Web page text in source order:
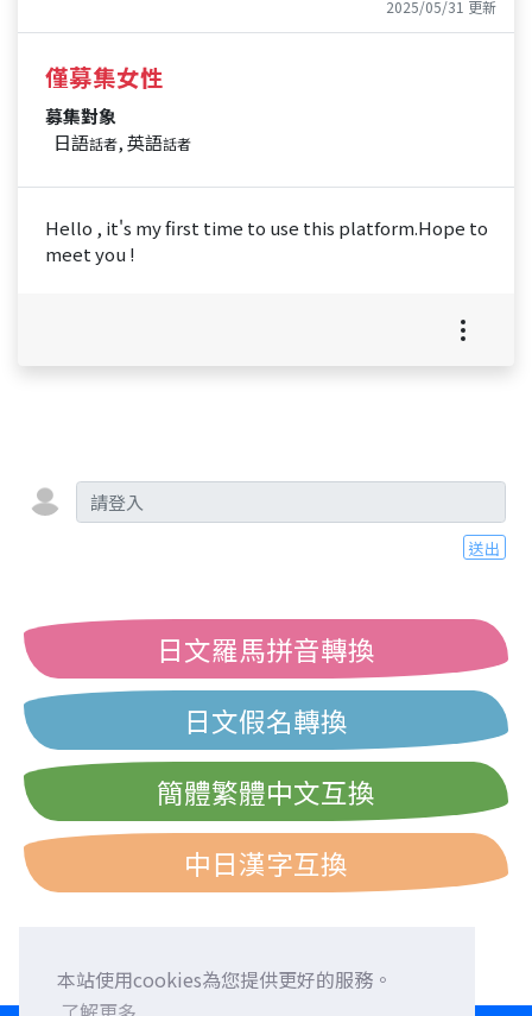
本站使用cookies為您提供更好的服務。
2025/05/31 更新
僅募集女性
募集對象
日語話者, 英語話者
Hello , it's my first time to use this platform.Hope to
meet you !
送出
日文羅馬拼音轉換
日文假名轉換
簡體繁體中文互換
中日漢字互換